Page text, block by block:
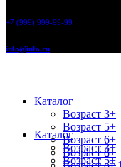
+7 (999) 999-99-99
info@info.ru
Каталог
Возраст 3+
Возраст 5+
Возраст 6+
Возраст 8+
Каталог
Возраст 3+
Возраст 5+